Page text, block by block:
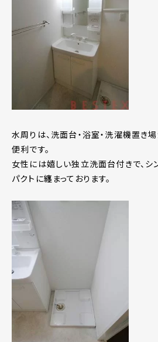
水周りは、洗面台・浴室・洗濯機置き
便利です。
女性には嬉しい独立洗面台付きで、シ
パクトに纏まっております。